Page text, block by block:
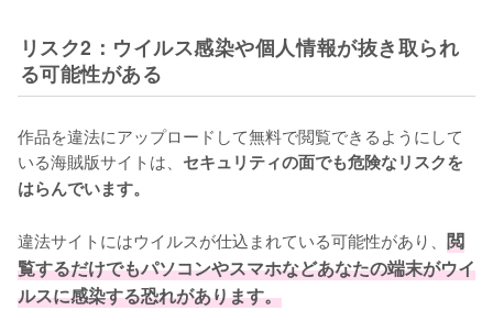
リスク2：ウイルス感染や個人情報が抜き取られ
る可能性がある
作品を違法にアップロードして無料で閲覧できるようにして
いる海賊版サイトは、 セキュリティの面でも危険なリスクを
はらんでいます。
違法サイトにはウイルスが仕込まれている可能性があり、 閲
覧するだけでもパソコンやスマホなどあなたの端末がウイ
ルスに感染する恐れがあります。